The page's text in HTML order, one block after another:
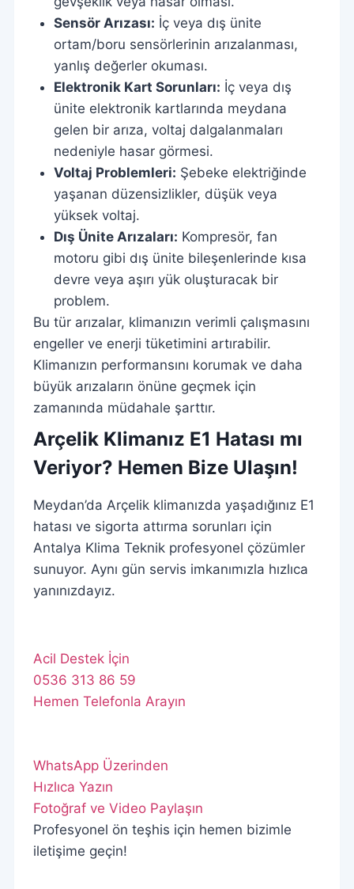
Sensör Arızası: İç veya dış ünite
ortam/boru sensörlerinin arızalanması,
yanlış değerler okuması.
Elektronik Kart Sorunları: İç veya dış
ünite elektronik kartlarında meydana
gelen bir arıza, voltaj dalgalanmaları
nedeniyle hasar görmesi.
Voltaj Problemleri: Şebeke elektriğinde
yaşanan düzensizlikler, düşük veya
yüksek voltaj.
Dış Ünite Arızaları: Kompresör, fan
motoru gibi dış ünite bileşenlerinde kısa
devre veya aşırı yük oluşturacak bir
problem.
Bu tür arızalar, klimanızın verimli çalışmasını
engeller ve enerji tüketimini artırabilir.
Klimanızın performansını korumak ve daha
büyük arızaların önüne geçmek için
zamanında müdahale şarttır.
Arçelik Klimanız E1 Hatası mı
Veriyor? Hemen Bize Ulaşın!
Meydan’da Arçelik klimanızda yaşadığınız E1
hatası ve sigorta attırma sorunları için
Antalya Klima Teknik profesyonel çözümler
sunuyor. Aynı gün servis imkanımızla hızlıca
yanınızdayız.
Acil Destek İçin
0536 313 86 59
Hemen Telefonla Arayın
WhatsApp Üzerinden
Hızlıca Yazın
Fotoğraf ve Video Paylaşın
Profesyonel ön teşhis için hemen bizimle
iletişime geçin!